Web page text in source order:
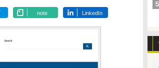
note LinkedIn